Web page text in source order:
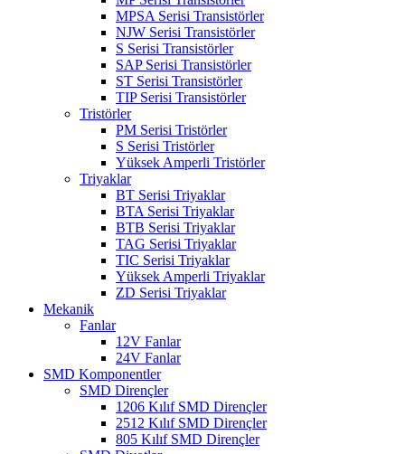
MPSA Serisi Transistörler
NJW Serisi Transistörler
S Serisi Transistörler
SAP Serisi Transistörler
ST Serisi Transistörler
TIP Serisi Transistörler
Tristörler
PM Serisi Tristörler
S Serisi Tristörler
Yüksek Amperli Tristörler
Triyaklar
BT Serisi Triyaklar
BTA Serisi Triyaklar
BTB Serisi Triyaklar
TAG Serisi Triyaklar
TIC Serisi Triyaklar
Yüksek Amperli Triyaklar
ZD Serisi Triyaklar
Mekanik
Fanlar
12V Fanlar
24V Fanlar
SMD Komponentler
SMD Dirençler
1206 Kılıf SMD Dirençler
2512 Kılıf SMD Dirençler
805 Kılıf SMD Dirençler